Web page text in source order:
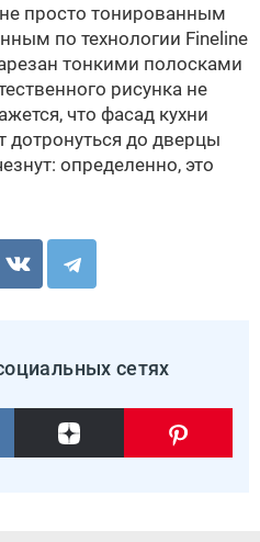
просто тонированным
по технологии Fineline
тонкими полосками
рисунка не
что фасад кухни
дотронуться до дверцы
определенно, это
сетях